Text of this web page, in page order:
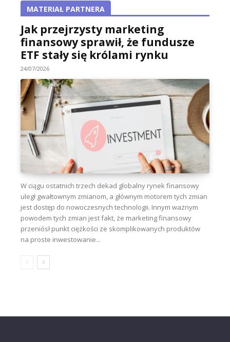
MATERIAŁ PARTNERA
Jak przejrzysty marketing
finansowy sprawił, że fundusze
ETF stały się królami rynku
24/07/2026
W ciągu ostatnich trzech dekad globalny rynek finansowy
uległ gwałtownym zmianom, a głównym motorem tych zmian
jest dostęp do nowoczesnych technologii. Innym ważnym
powodem tych zmian jest fakt, że marketing finansowy
przeniósł punkt ciężkości ze skomplikowanych produktów
na proste inwestowanie...